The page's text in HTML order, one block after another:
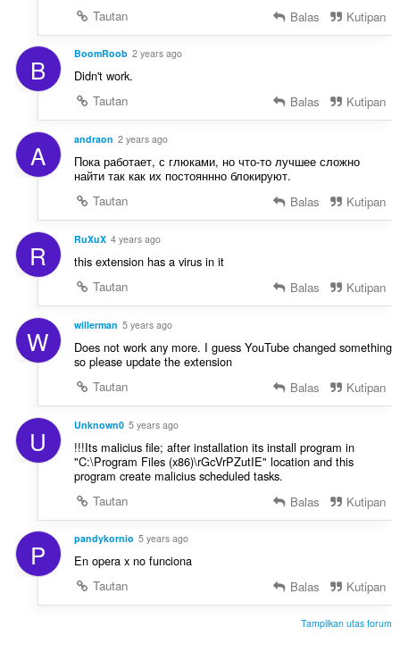
Tautan
Balas Kutipan
B BoomRoob 2 years ago
Didn't work.
Tautan
Balas Kutipan
A andraon 2 years ago
Пока работает, с глюками, но что-то лучшее сложно
найти так как их постояннно блокируют.
Tautan
Balas Kutipan
R RuXuX 4 years ago
this extension has a virus in it
Tautan
Balas Kutipan
W willerman 5 years ago
Does not work any more. I guess YouTube changed something
so please update the extension
Tautan
Balas Kutipan
U Unknown0 5 years ago
!!!Its malicius file; after installation its install program in
"C:\Program Files (x86)\rGcVrPZutIE" location and this
program create malicius scheduled tasks.
Tautan
Balas Kutipan
P pandykornio 5 years ago
En opera x no funciona
Tautan
Balas Kutipan
Tampilkan utas forum